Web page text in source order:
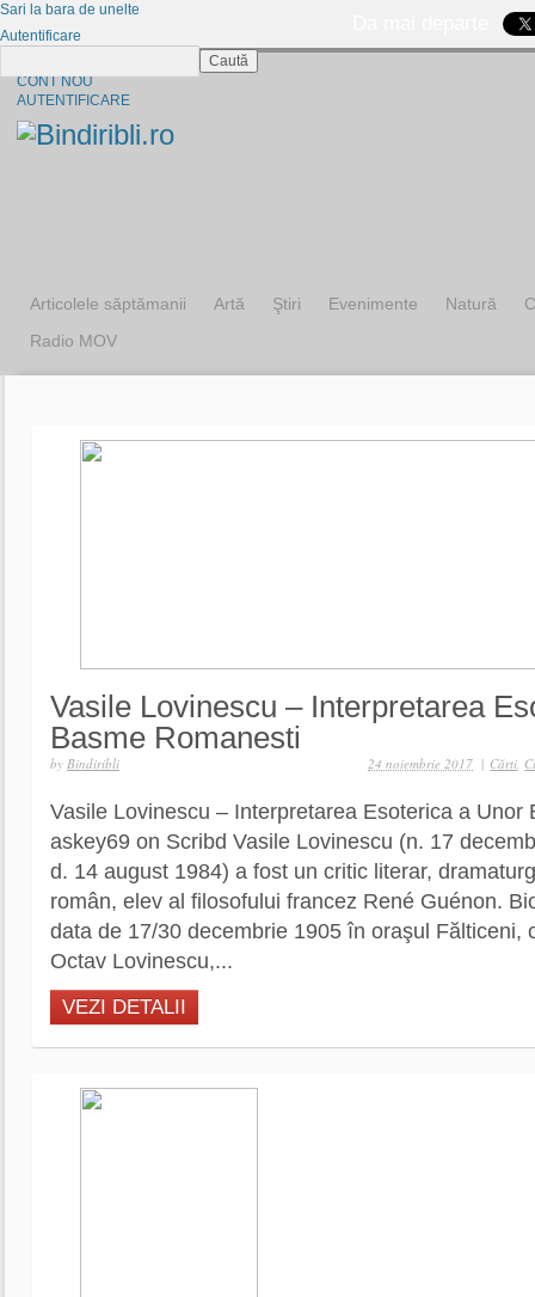
CONT NOU
AUTENTIFICARE
Articolele săptămanii Artă Ştiri Evenimente Natură
Radio MOV
Vasile Lovinescu – Interpretarea
Basme Romanesti
by Bindiribli | Cărti,
24 noiembrie 2017
Vasile Lovinescu – Interpretarea Esoterica a Unor
askey69 on Scribd Vasile Lovinescu (n. 17
d. 14 august 1984) a fost un critic literar,
român, elev al filosofului francez René Guénon.
data de 17/30 decembrie 1905 în oraşul Fălticeni,
Octav Lovinescu,...
VEZI DETALII
Sari la bara de unelte
Autentificare
Caută